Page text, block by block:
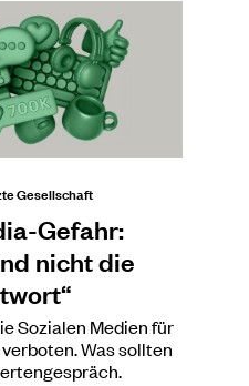
Gesellschaft
Gefahr:
nicht die
Sozialen Medien für
Was sollten